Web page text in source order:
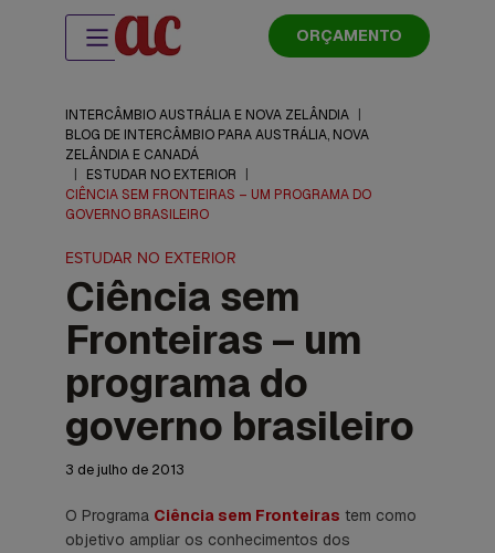
ORÇAMENTO
INTERCÂMBIO AUSTRÁLIA E NOVA ZELÂNDIA
BLOG DE INTERCÂMBIO PARA AUSTRÁLIA, NOVA
ZELÂNDIA E CANADÁ
ESTUDAR NO EXTERIOR
CIÊNCIA SEM FRONTEIRAS – UM PROGRAMA DO
GOVERNO BRASILEIRO
ESTUDAR NO EXTERIOR
Ciência sem
Fronteiras – um
programa do
governo brasileiro
3 de julho de 2013
O Programa Ciência sem Fronteiras tem como
objetivo ampliar os conhecimentos dos